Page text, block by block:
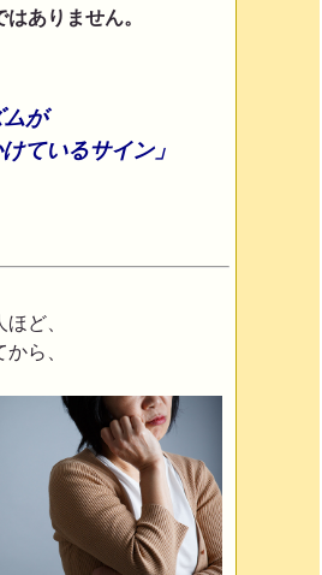
ありません。
ムが
いるサイン」
ど、
ら、